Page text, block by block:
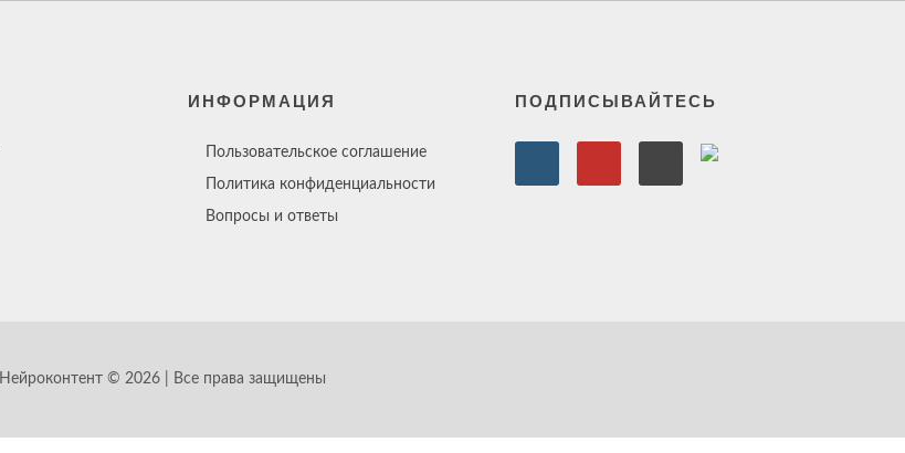
ИНФОРМАЦИЯ
Пользовательское соглашение
Политика конфиденциальности
Вопросы и ответы
ПОДПИСЫВАЙТЕСЬ
Нейроконтент © 2026 | Все права защищены